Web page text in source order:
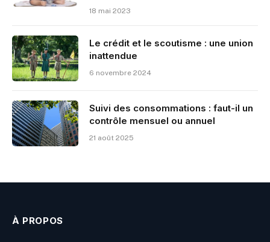
18 mai 2023
Le crédit et le scoutisme : une union
inattendue
6 novembre 2024
Suivi des consommations : faut-il un
contrôle mensuel ou annuel
21 août 2025
À PROPOS